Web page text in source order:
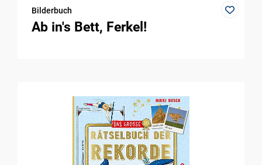
Bilderbuch
Ab in's Bett, Ferkel!